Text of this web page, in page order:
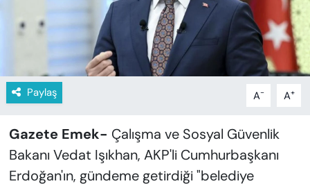
Paylaş A- A+
Gazete Emek- Çalışma ve Sosyal Güvenlik
Bakanı Vedat Işıkhan, AKP'li Cumhurbaşkanı
Erdoğan'ın, gündeme getirdiği "belediye
KÜLTÜR-SANAT
MAGAZİN
ÖZEL HABER
YAZAR KÖŞESİ
SİYASET